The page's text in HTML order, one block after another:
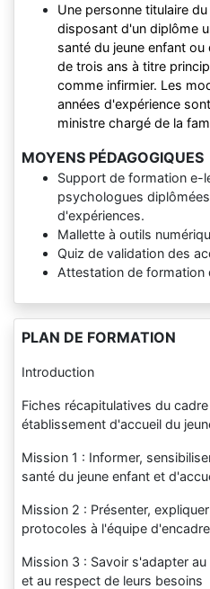
Une personne titulaire
disposant d'un diplôme
santé du jeune enfant
de trois ans à titre
comme infirmier. Les
années d'expérience
ministre chargé de la
MOYENS PÉDAGOGIQUES
Support de formation e-
psychologues
d'expériences.
Mallette à outils
Quiz de validation des
Attestation de formation
PLAN DE FORMATION
Introduction
Fiches récapitulatives du
établissement d'accueil du
Mission 1 : Informer,
santé du jeune enfant et
Mission 2 : Présenter,
protocoles à l'équipe
Mission 3 : Savoir s'adapter
et au respect de leurs besoins